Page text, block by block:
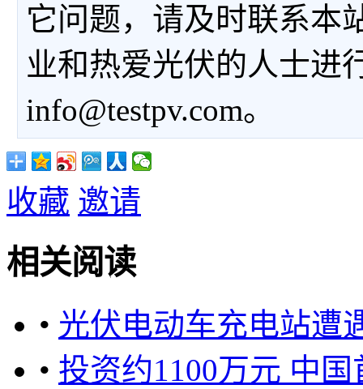
它问题，请及时联系本
业和热爱光伏的人士进
info@testpv.com。
收藏 邀请
相关阅读
• 光伏电动车充电站遭
• 投资约1100万元 中